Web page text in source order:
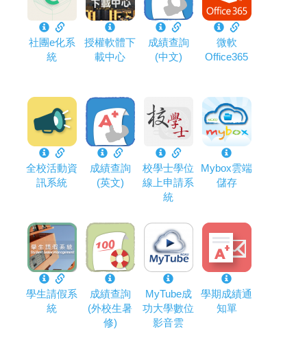
社團e化系
統
授權軟體下
載中心
成績查詢
(中文)
微軟
Office365
全校活動資
訊系統
成績查詢
(英文)
校學士學位
線上申請系
統
Mybox雲端
儲存
學生請假系
統
成績查詢
(外校生暑
修)
MyTube成
功大學數位
影音雲
學期成績通
知單